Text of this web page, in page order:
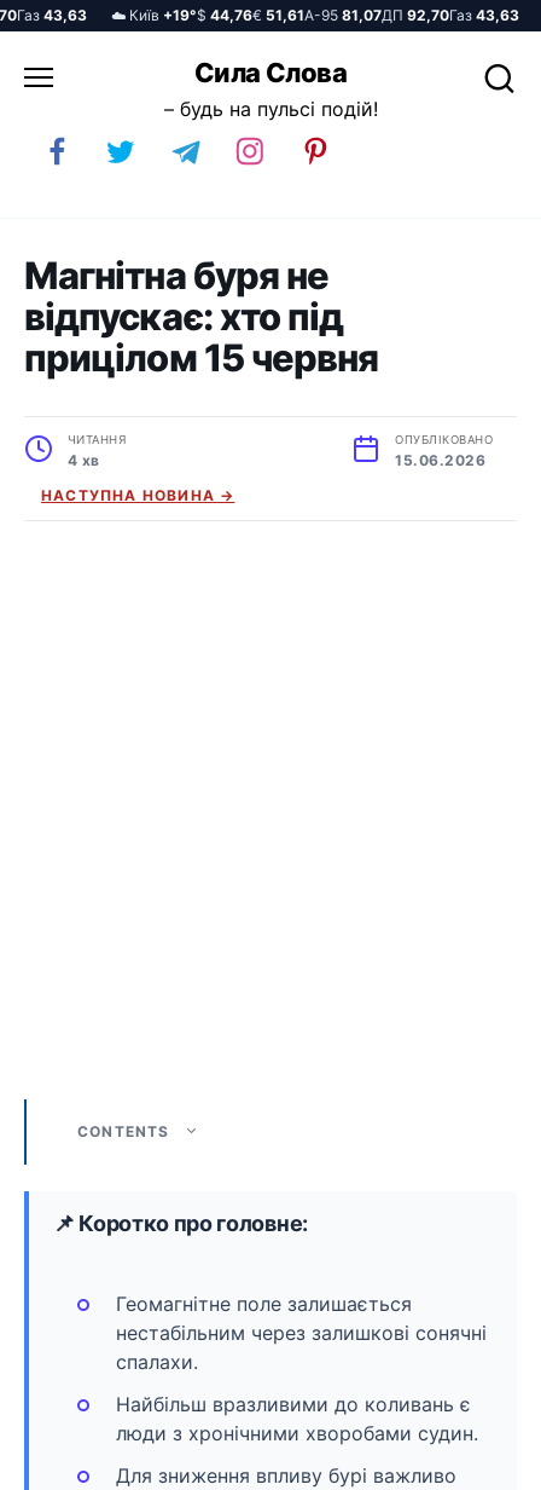
43,63 ☁️ Київ+19°$44,76€51,61А-9581,07ДП92,70Газ43,63 ☁️
до
Сила Слова
– будь на пульсі подій!
Магнітна буря не
відпускає: хто під
прицілом 15 червня
ЧИТАННЯ
4 хв
ОПУБЛІКОВАНО
15.06.2026
НАСТУПНА НОВИНА →
CONTENTS
📌 Коротко про головне:
Геомагнітне поле залишається
нестабільним через залишкові сонячні
спалахи.
Найбільш вразливими до коливань є
люди з хронічними хворобами судин.
Для зниження впливу бурі важливо